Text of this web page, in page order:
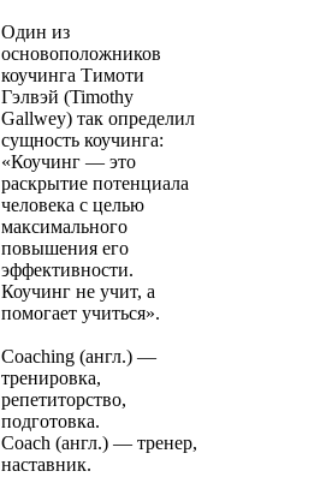
Один из
основоположников
коучинга Тимоти
Гэлвэй (Timothy
Gallwey) так определил
сущность коучинга:
«Коучинг — это
раскрытие потенциала
человека с целью
максимального
повышения его
эффективности.
Коучинг не учит, а
помогает учиться».
Coaching (англ.) —
тренировка,
репетиторство,
подготовка.
Coach (англ.) — тренер,
наставник.